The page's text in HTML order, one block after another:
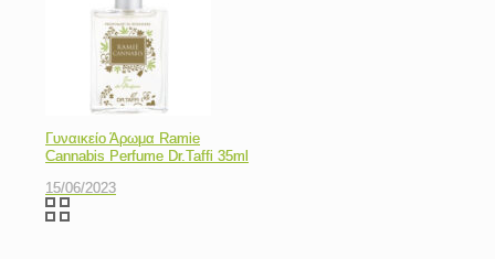
Γυναικείο Άρωμα Ramie
Cannabis Perfume Dr.Taffi 35ml
15/06/2023